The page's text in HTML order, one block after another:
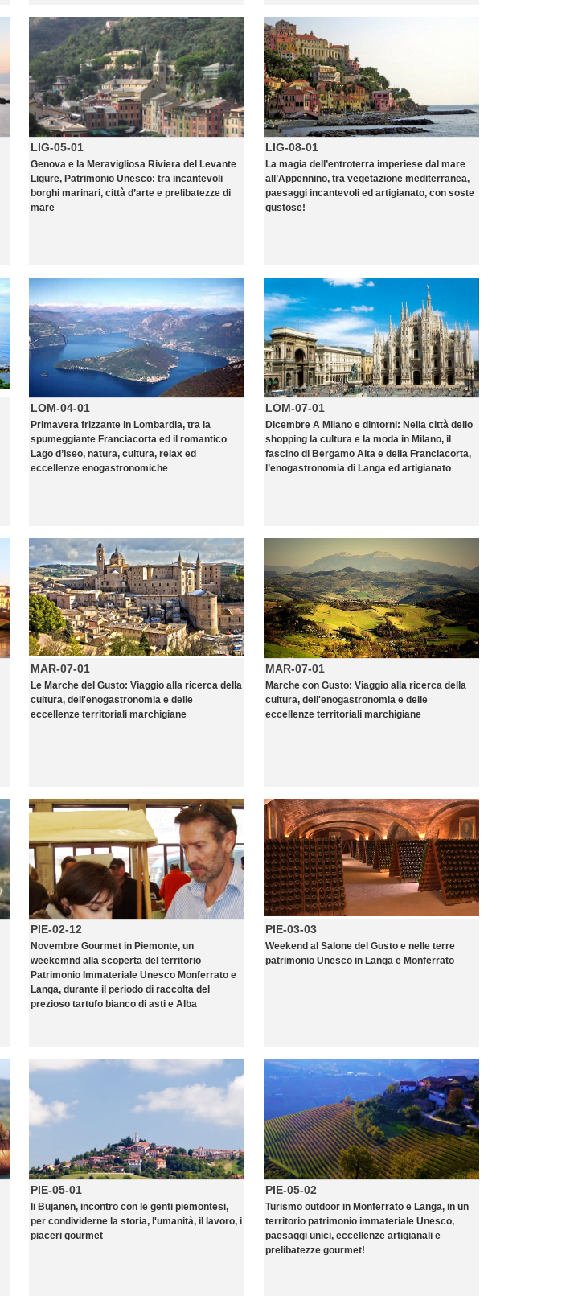
LIG-05-01
Genova e la Meravigliosa Riviera del Levante
Ligure, Patrimonio Unesco: tra incantevoli
borghi marinari, città d’arte e prelibatezze di
mare
LIG-08-01
La magia dell’entroterra imperiese dal mare
all’Appennino, tra vegetazione mediterranea,
paesaggi incantevoli ed artigianato, con soste
gustose!
LOM-04-01
Primavera frizzante in Lombardia, tra la
spumeggiante Franciacorta ed il romantico
Lago d’Iseo, natura, cultura, relax ed
eccellenze enogastronomiche
LOM-07-01
Dicembre A Milano e dintorni: Nella città dello
shopping la cultura e la moda in Milano, il
fascino di Bergamo Alta e della Franciacorta,
l’enogastronomia di Langa ed artigianato
MAR-07-01
Le Marche del Gusto: Viaggio alla ricerca della
cultura, dell'enogastronomia e delle
eccellenze territoriali marchigiane
MAR-07-01
Marche con Gusto: Viaggio alla ricerca della
cultura, dell'enogastronomia e delle
eccellenze territoriali marchigiane
PIE-02-12
Novembre Gourmet in Piemonte, un
weekemnd alla scoperta del territorio
Patrimonio Immateriale Unesco Monferrato e
Langa, durante il periodo di raccolta del
prezioso tartufo bianco di asti e Alba
PIE-03-03
Weekend al Salone del Gusto e nelle terre
patrimonio Unesco in Langa e Monferrato
PIE-05-01
Ii Bujanen, incontro con le genti piemontesi,
per condividerne la storia, l'umanità, il lavoro, i
piaceri gourmet
PIE-05-02
Turismo outdoor in Monferrato e Langa, in un
territorio patrimonio immateriale Unesco,
paesaggi unici, eccellenze artigianali e
prelibatezze gourmet!